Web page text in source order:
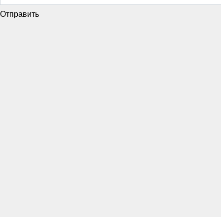
Отправить